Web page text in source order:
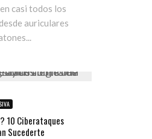
casi todos los
auriculares
10 Ciberataques
Sucederte